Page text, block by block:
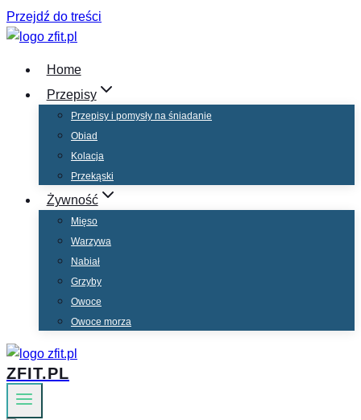
Przejdź do treści
Home
Przepisy
Przepisy i pomysły na śniadanie
Obiad
Kolacja
Przekąski
Żywność
Mięso
Warzywa
Nabiał
Grzyby
Owoce
Owoce morza
ZFIT.PL